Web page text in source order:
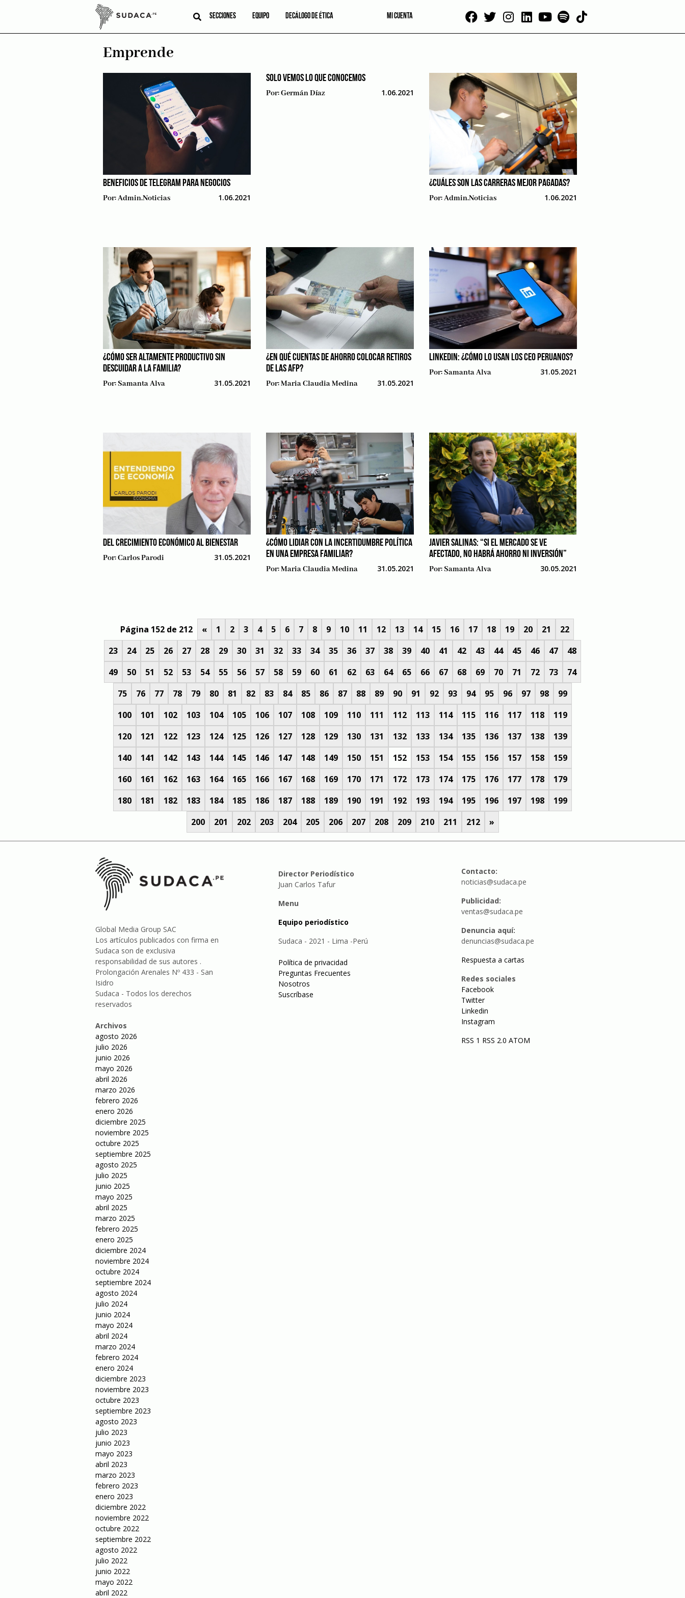
SECCIONES EQUIPO DECÁLOGO DE ÉTICA MI CUENTA
Emprende
BENEFICIOS DE TELEGRAM PARA NEGOCIOS
Por:Admin.noticias 1.06.2021
SOLO VEMOS LO QUE CONOCEMOS
Por:Germán Díaz 1.06.2021
¿CUÁLES SON LAS CARRERAS MEJOR PAGADAS?
Por:Admin.noticias 1.06.2021
¿CÓMO SER ALTAMENTE PRODUCTIVO SIN
DESCUIDAR A LA FAMILIA?
Por:Samanta Alva 31.05.2021
¿EN QUÉ CUENTAS DE AHORRO COLOCAR RETIROS
DE LAS AFP?
Por:Maria Claudia Medina 31.05.2021
LINKEDIN: ¿CÓMO LO USAN LOS CEO PERUANOS?
Por:Samanta Alva 31.05.2021
DEL CRECIMIENTO ECONÓMICO AL BIENESTAR
Por:Carlos Parodi 31.05.2021
¿CÓMO LIDIAR CON LA INCERTIDUMBRE POLÍTICA
EN UNA EMPRESA FAMILIAR?
Por:Maria Claudia Medina 31.05.2021
JAVIER SALINAS: “SI EL MERCADO SE VE
AFECTADO, NO HABRÁ AHORRO NI INVERSIÓN”
Por:Samanta Alva 30.05.2021
Página 152 de 212 « 1 2 3 4 5 6 7 8 9 10 11 12 13 14 15 16 17 18 19 20 21
22
23
24 25 26 27 28 29 30 31 32 33 34 35 36 37 38 39 40 41 42 43 44 45 46 47
48
49
50 51 52 53 54 55 56 57 58 59 60 61 62 63 64 65 66 67 68 69 70 71 72 73
74
75
76 77 78 79 80 81 82 83 84 85 86 87 88 89 90 91 92 93 94 95 96 97 98
99
100
101 102 103 104 105 106 107 108 109 110 111 112 113 114 115 116 117 118
119
120
121 122 123 124 125 126 127 128 129 130 131 132 133 134 135 136 137 138
139
140
141 142 143 144 145 146 147 148 149 150 151 152 153 154 155 156 157 158
159
160
161 162 163 164 165 166 167 168 169 170 171 172 173 174 175 176 177 178
179
180
181 182 183 184 185 186 187 188 189 190 191 192 193 194 195 196 197 198
199
200
201 202 203 204 205 206 207 208 209 210 211 212 »
Global Media Group SAC
Los artículos publicados con firma en
Sudaca son de exclusiva
responsabilidad de sus autores .
Prolongación Arenales Nº 433 - San
Isidro
Sudaca - Todos los derechos
reservados
Archivos
agosto 2026
julio 2026
junio 2026
mayo 2026
abril 2026
marzo 2026
febrero 2026
enero 2026
diciembre 2025
noviembre 2025
octubre 2025
septiembre 2025
agosto 2025
julio 2025
junio 2025
mayo 2025
abril 2025
marzo 2025
febrero 2025
enero 2025
diciembre 2024
noviembre 2024
octubre 2024
septiembre 2024
agosto 2024
julio 2024
junio 2024
mayo 2024
abril 2024
marzo 2024
febrero 2024
enero 2024
diciembre 2023
noviembre 2023
octubre 2023
septiembre 2023
agosto 2023
julio 2023
junio 2023
mayo 2023
abril 2023
marzo 2023
febrero 2023
enero 2023
diciembre 2022
noviembre 2022
octubre 2022
septiembre 2022
agosto 2022
julio 2022
junio 2022
mayo 2022
abril 2022
Director Periodístico
Juan Carlos Tafur
Menu
Equipo periodístico
Sudaca - 2021 - Lima -Perú
Política de privacidad
Preguntas Frecuentes
Nosotros
Suscríbase
Contacto:
noticias@sudaca.pe
Publicidad:
ventas@sudaca.pe
Denuncia aquí:
denuncias@sudaca.pe
Respuesta a cartas
Redes sociales
Facebook
Twitter
Linkedin
Instagram
RSS 1 RSS 2.0 ATOM